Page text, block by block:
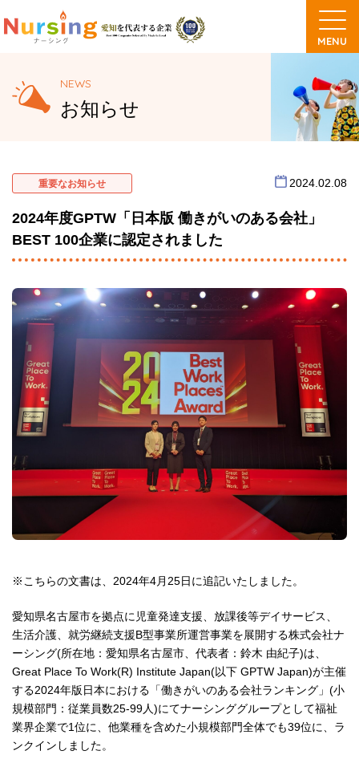
NEWS
お知らせ
重要なお知らせ 2024.02.08
2024年度GPTW「日本版 働きがいのある会社」
BEST 100企業に認定されました
※こちらの文書は、2024年4月25日に追記いたしました。
愛知県名古屋市を拠点に児童発達支援、放課後等デイサービス、
生活介護、就労継続支援B型事業所運営事業を展開する株式会社ナ
ーシング(所在地：愛知県名古屋市、代表者：鈴木 由紀子)は、
Great Place To Work(R) Institute Japan(以下 GPTW Japan)が主催
する2024年版日本における「働きがいのある会社ランキング」(小
規模部門：従業員数25-99人)にてナーシンググループとして福祉
業界企業で1位に、他業種を含めた小規模部門全体でも39位に、ラ
ンクインしました。